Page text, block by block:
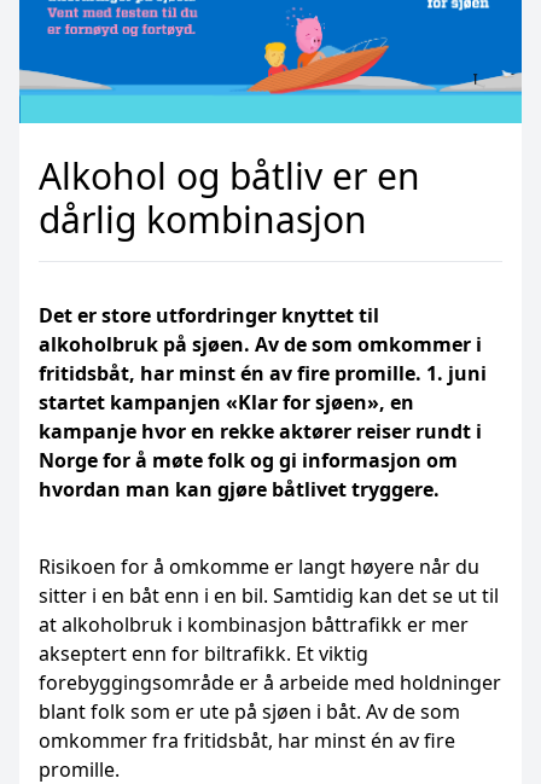
Alkohol og båtliv er en
dårlig kombinasjon
Det er store utfordringer knyttet til
alkoholbruk på sjøen. Av de som omkommer i
fritidsbåt, har minst én av fire promille. 1. juni
startet kampanjen «Klar for sjøen», en
kampanje hvor en rekke aktører reiser rundt i
Norge for å møte folk og gi informasjon om
hvordan man kan gjøre båtlivet tryggere.
Risikoen for å omkomme er langt høyere når du
sitter i en båt enn i en bil. Samtidig kan det se ut til
at alkoholbruk i kombinasjon båttrafikk er mer
akseptert enn for biltrafikk. Et viktig
forebyggingsområde er å arbeide med holdninger
blant folk som er ute på sjøen i båt. Av de som
omkommer fra fritidsbåt, har minst én av fire
promille.